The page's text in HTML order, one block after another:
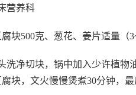
营养科
块500克、葱花、姜片适量（
洗净切块，锅中加入少许植
块，文火慢慢煲煮30分钟，